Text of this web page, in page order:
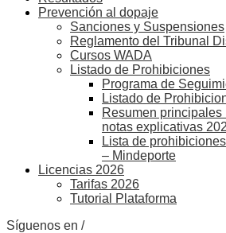
Prevención al dopaje
Sanciones y Suspensiones
Reglamento del Tribunal
Cursos WADA
Listado de Prohibiciones
Programa de
Listado de
Resumen
notas explicativas
Lista de
– Mindeporte
Licencias 2026
Tarifas 2026
Tutorial Plataforma
Síguenos en /